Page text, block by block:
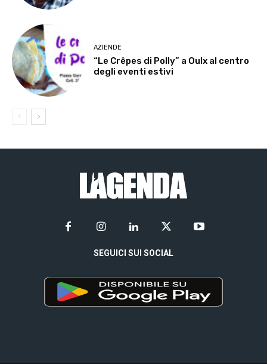
AZIENDE
“Le Crêpes di Polly” a Oulx al centro
degli eventi estivi
SEGUICI SUI SOCIAL